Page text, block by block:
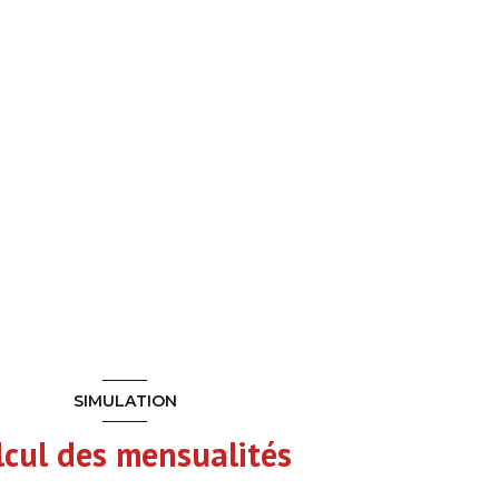
SIMULATION
des mensualités